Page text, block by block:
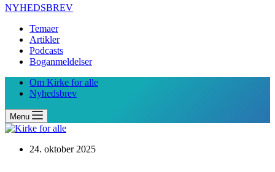
NYHEDSBREV
Temaer
Artikler
Podcasts
Boganmeldelser
Om Kirke for alle
Nyhedsbrev
Menu
24. oktober 2025